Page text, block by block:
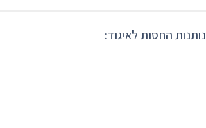
נותנות החסות לאיגוד: